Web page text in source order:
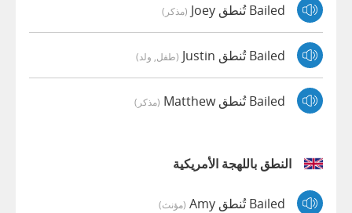
Bailed تُنطق Joey (مذكر)
Bailed تُنطق Justin (طفل, ولد)
Bailed تُنطق Matthew (مذكر)
النطق باللهجة الأمريكية
Bailed تُنطق Amy (مؤنث)